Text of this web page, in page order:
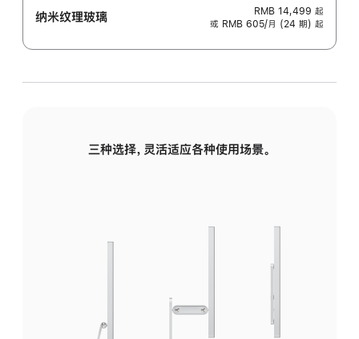
纳米纹理玻璃 RMB 14,499 起
或 RMB 605/月 (24 期) 起
三种选择，灵活适应各种使用场景。